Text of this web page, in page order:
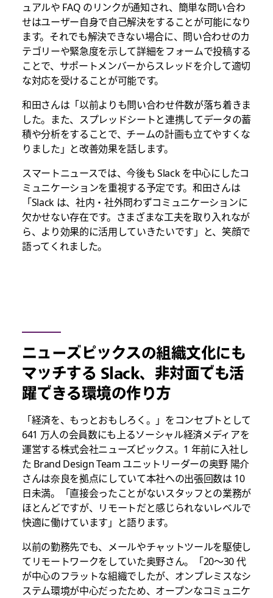
ュアルや FAQ のリンクが通知され、簡単な問い合わ
せはユーザー自身で自己解決をすることが可能になり
ます。それでも解決できない場合に、問い合わせのカ
テゴリーや緊急度を示して詳細をフォームで投稿する
ことで、サポートメンバーからスレッドを介して適切
な対応を受けることが可能です。
和田さんは「以前よりも問い合わせ件数が落ち着きま
した。また、スプレッドシートと連携してデータの蓄
積や分析をすることで、チームの計画も立てやすくな
りました」と改善効果を話します。
スマートニュースでは、今後も Slack を中心にしたコ
ミュニケーションを重視する予定です。和田さんは
「Slack は、社内・社外問わずコミュニケーションに
欠かせない存在です。さまざまな工夫を取り入れなが
ら、より効果的に活用していきたいです」と、笑顔で
語ってくれました。
ニューズピックスの組織文化にも
マッチする Slack、非対面でも活
躍できる環境の作り方
「経済を、もっとおもしろく。」をコンセプトとして
641 万人の会員数にも上るソーシャル経済メディアを
運営する株式会社ニューズピックス。1 年前に入社し
た Brand Design Team ユニットリーダーの奥野 陽介
さんは奈良を拠点にしていて本社への出張回数は 10
日未満。「直接会ったことがないスタッフとの業務が
ほとんどですが、リモートだと感じられないレベルで
快適に働けています」と語ります。
以前の勤務先でも、メールやチャットツールを駆使し
てリモートワークをしていた奥野さん。「20～30 代
が中心のフラットな組織でしたが、オンプレミスなシ
ステム環境が中心だったため、オープンなコミュニケ